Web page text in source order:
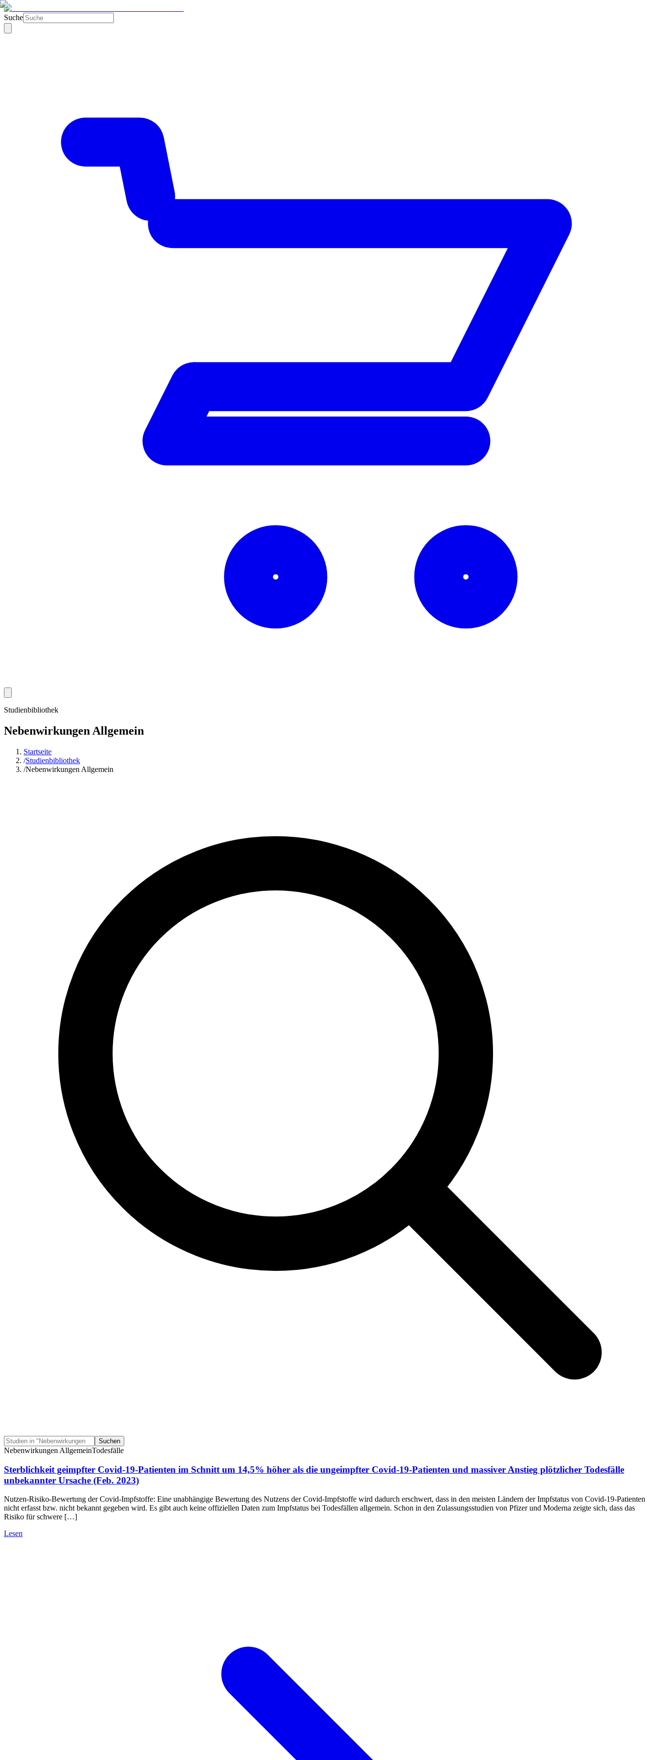
Suche
Studienbibliothek
Nebenwirkungen Allgemein
Startseite
/Studienbibliothek
/Nebenwirkungen Allgemein
Suchen
Nebenwirkungen AllgemeinTodesfälle
Sterblichkeit geimpfter Covid-19-Patienten im Schnitt um 14,5% höher als die ungeimpfter Covid-19-Patienten und massiver Anstieg plötzlicher Todesfälle
unbekannter Ursache (Feb. 2023)
Nutzen-Risiko-Bewertung der Covid-Impfstoffe: Eine unabhängige Bewertung des Nutzens der Covid-Impfstoffe wird dadurch erschwert, dass in den meisten Ländern der Impfstatus von Covid-19-Patienten
nicht erfasst bzw. nicht bekannt gegeben wird. Es gibt auch keine offiziellen Daten zum Impfstatus bei Todesfällen allgemein. Schon in den Zulassungsstudien von Pfizer und Moderna zeigte sich, dass das
Risiko für schwere […]
Lesen